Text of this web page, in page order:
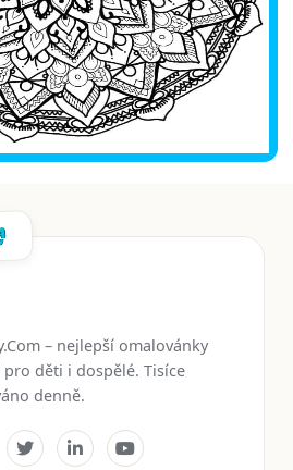
– nejlepší omalovánky
děti i dospělé. Tisíce
denně.